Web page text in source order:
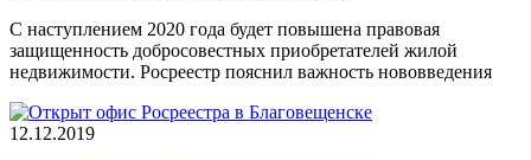
С наступлением 2020 года будет повышена правовая
защищенность добросовестных приобретателей жилой
недвижимости. Росреестр пояснил важность нововведения
12.12.2019